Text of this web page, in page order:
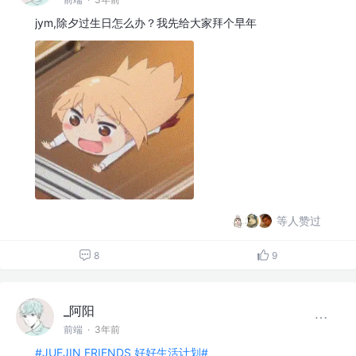
jym,除夕过生日怎么办？我先给大家拜个早年
等人赞过
8 9
_阿阳
前端 · 3年前
#JUEJIN FRIENDS 好好生活计划#